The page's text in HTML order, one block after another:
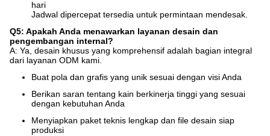
hari
Jadwal dipercepat tersedia untuk permintaan mendesak.
Q5: Apakah Anda menawarkan layanan desain dan
pengembangan internal?
A: Ya, desain khusus yang komprehensif adalah bagian integral
dari layanan ODM kami.
Buat pola dan grafis yang unik sesuai dengan visi Anda
Berikan saran tentang kain berkinerja tinggi yang sesuai
dengan kebutuhan Anda
Menyiapkan paket teknis lengkap dan file desain siap
produksi